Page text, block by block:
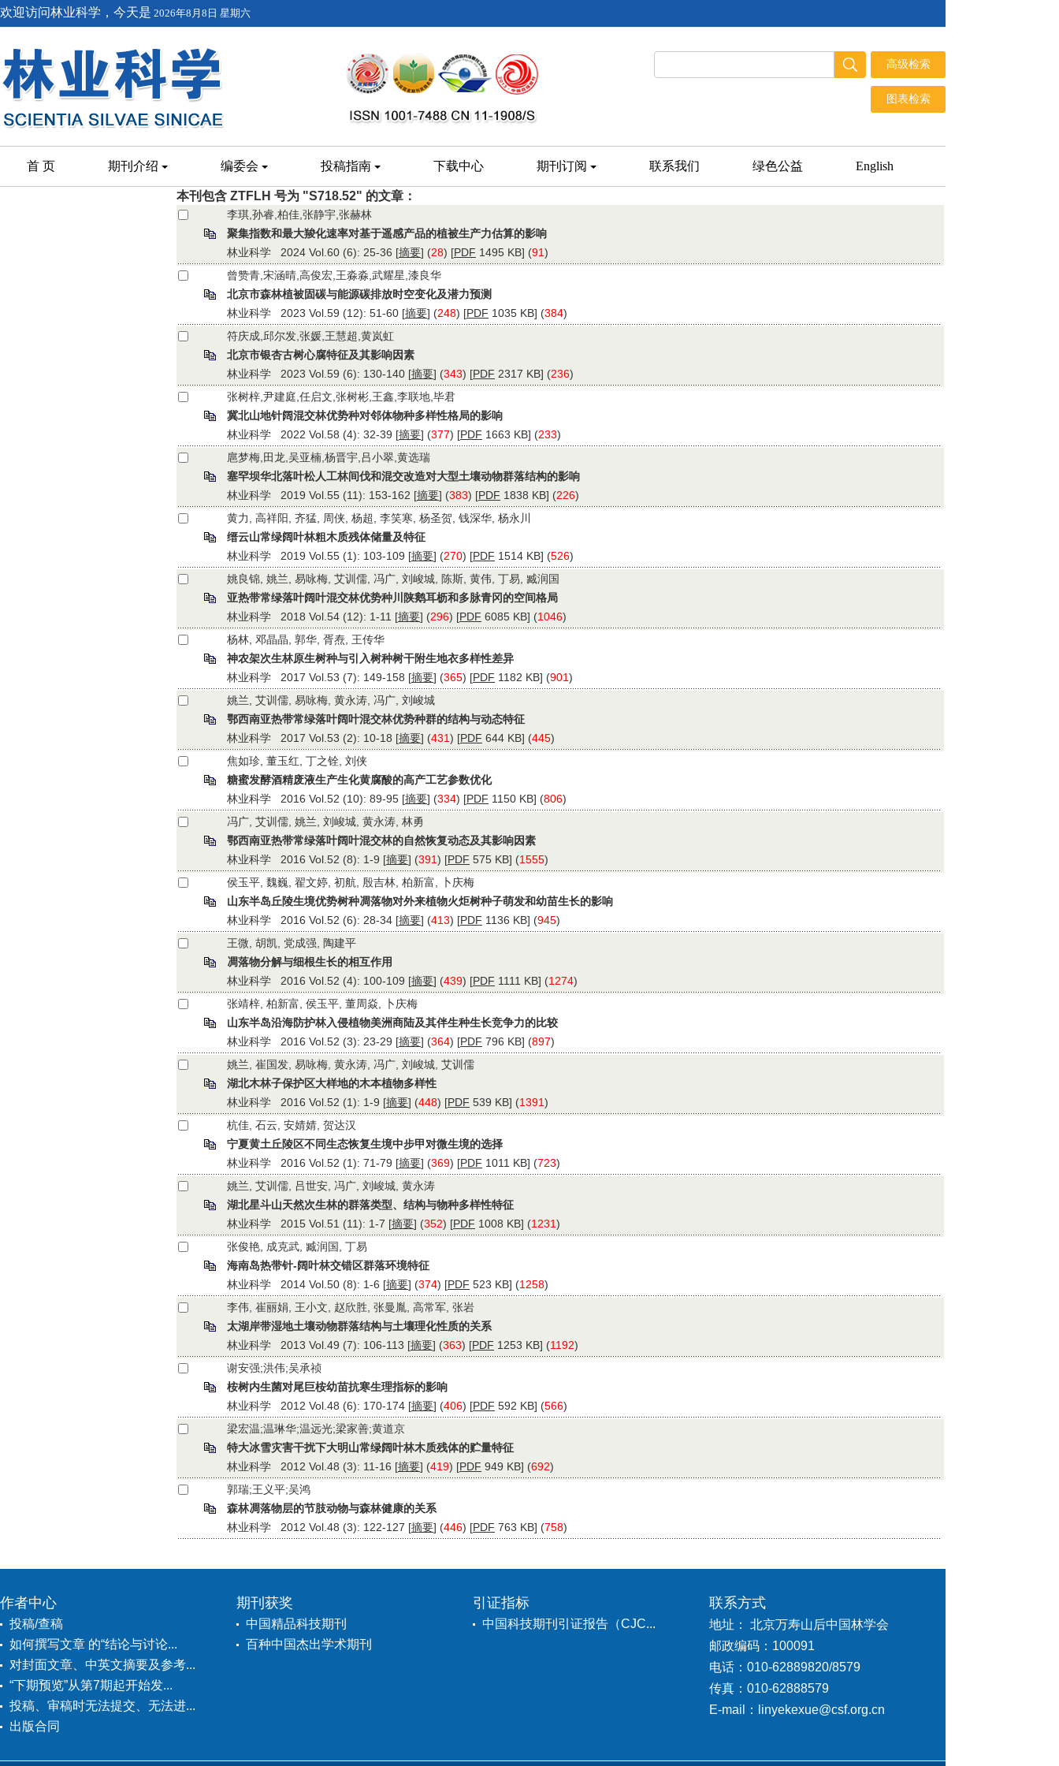
欢迎访问林业科学，今天是 2026年8月8日 星期六
首 页 期刊介绍 编委会 投稿指南 下载中心 期刊订阅 联系我们 绿色公益 English
本刊包含 ZTFLH 号为 "S718.52" 的文章：
李琪,孙睿,柏佳,张静宇,张赫林
聚集指数和最大羧化速率对基于遥感产品的植被生产力估算的影响
林业科学 2024 Vol.60 (6): 25-36 [摘要] (28) [PDF 1495 KB] (91)
曾赞青,宋涵晴,高俊宏,王淼淼,武耀星,漆良华
北京市森林植被固碳与能源碳排放时空变化及潜力预测
林业科学 2023 Vol.59 (12): 51-60 [摘要] (248) [PDF 1035 KB] (384)
符庆成,邱尔发,张媛,王慧超,黄岚虹
北京市银杏古树心腐特征及其影响因素
林业科学 2023 Vol.59 (6): 130-140 [摘要] (343) [PDF 2317 KB] (236)
张树梓,尹建庭,任启文,张树彬,王鑫,李联地,毕君
冀北山地针阔混交林优势种对邻体物种多样性格局的影响
林业科学 2022 Vol.58 (4): 32-39 [摘要] (377) [PDF 1663 KB] (233)
扈梦梅,田龙,吴亚楠,杨晋宇,吕小翠,黄选瑞
塞罕坝华北落叶松人工林间伐和混交改造对大型土壤动物群落结构的影响
林业科学 2019 Vol.55 (11): 153-162 [摘要] (383) [PDF 1838 KB] (226)
黄力, 高祥阳, 齐猛, 周侠, 杨超, 李笑寒, 杨圣贺, 钱深华, 杨永川
缙云山常绿阔叶林粗木质残体储量及特征
林业科学 2019 Vol.55 (1): 103-109 [摘要] (270) [PDF 1514 KB] (526)
姚良锦, 姚兰, 易咏梅, 艾训儒, 冯广, 刘峻城, 陈斯, 黄伟, 丁易, 臧润国
亚热带常绿落叶阔叶混交林优势种川陕鹅耳枥和多脉青冈的空间格局
林业科学 2018 Vol.54 (12): 1-11 [摘要] (296) [PDF 6085 KB] (1046)
杨林, 邓晶晶, 郭华, 胥焘, 王传华
神农架次生林原生树种与引入树种树干附生地衣多样性差异
林业科学 2017 Vol.53 (7): 149-158 [摘要] (365) [PDF 1182 KB] (901)
姚兰, 艾训儒, 易咏梅, 黄永涛, 冯广, 刘峻城
鄂西南亚热带常绿落叶阔叶混交林优势种群的结构与动态特征
林业科学 2017 Vol.53 (2): 10-18 [摘要] (431) [PDF 644 KB] (445)
焦如珍, 董玉红, 丁之铨, 刘侠
糖蜜发酵酒精废液生产生化黄腐酸的高产工艺参数优化
林业科学 2016 Vol.52 (10): 89-95 [摘要] (334) [PDF 1150 KB] (806)
冯广, 艾训儒, 姚兰, 刘峻城, 黄永涛, 林勇
鄂西南亚热带常绿落叶阔叶混交林的自然恢复动态及其影响因素
林业科学 2016 Vol.52 (8): 1-9 [摘要] (391) [PDF 575 KB] (1555)
侯玉平, 魏巍, 翟文婷, 初航, 殷吉林, 柏新富, 卜庆梅
山东半岛丘陵生境优势树种凋落物对外来植物火炬树种子萌发和幼苗生长的影响
林业科学 2016 Vol.52 (6): 28-34 [摘要] (413) [PDF 1136 KB] (945)
王微, 胡凯, 党成强, 陶建平
凋落物分解与细根生长的相互作用
林业科学 2016 Vol.52 (4): 100-109 [摘要] (439) [PDF 1111 KB] (1274)
张靖梓, 柏新富, 侯玉平, 董周焱, 卜庆梅
山东半岛沿海防护林入侵植物美洲商陆及其伴生种生长竞争力的比较
林业科学 2016 Vol.52 (3): 23-29 [摘要] (364) [PDF 796 KB] (897)
姚兰, 崔国发, 易咏梅, 黄永涛, 冯广, 刘峻城, 艾训儒
湖北木林子保护区大样地的木本植物多样性
林业科学 2016 Vol.52 (1): 1-9 [摘要] (448) [PDF 539 KB] (1391)
杭佳, 石云, 安婧婧, 贺达汉
宁夏黄土丘陵区不同生态恢复生境中步甲对微生境的选择
林业科学 2016 Vol.52 (1): 71-79 [摘要] (369) [PDF 1011 KB] (723)
姚兰, 艾训儒, 吕世安, 冯广, 刘峻城, 黄永涛
湖北星斗山天然次生林的群落类型、结构与物种多样性特征
林业科学 2015 Vol.51 (11): 1-7 [摘要] (352) [PDF 1008 KB] (1231)
张俊艳, 成克武, 臧润国, 丁易
海南岛热带针-阔叶林交错区群落环境特征
林业科学 2014 Vol.50 (8): 1-6 [摘要] (374) [PDF 523 KB] (1258)
李伟, 崔丽娟, 王小文, 赵欣胜, 张曼胤, 高常军, 张岩
太湖岸带湿地土壤动物群落结构与土壤理化性质的关系
林业科学 2013 Vol.49 (7): 106-113 [摘要] (363) [PDF 1253 KB] (1192)
谢安强;洪伟;吴承祯
桉树内生菌对尾巨桉幼苗抗寒生理指标的影响
林业科学 2012 Vol.48 (6): 170-174 [摘要] (406) [PDF 592 KB] (566)
梁宏温;温琳华;温远光;梁家善;黄道京
特大冰雪灾害干扰下大明山常绿阔叶林木质残体的贮量特征
林业科学 2012 Vol.48 (3): 11-16 [摘要] (419) [PDF 949 KB] (692)
郭瑞;王义平;吴鸿
森林凋落物层的节肢动物与森林健康的关系
林业科学 2012 Vol.48 (3): 122-127 [摘要] (446) [PDF 763 KB] (758)
作者中心
投稿/查稿
如何撰写文章 的“结论与讨论...
对封面文章、中英文摘要及参考...
“下期预览”从第7期起开始发...
投稿、审稿时无法提交、无法进...
出版合同
期刊获奖
中国精品科技期刊
百种中国杰出学术期刊
引证指标
中国科技期刊引证报告（CJC...
联系方式
地址： 北京万寿山后中国林学会
邮政编码：100091
电话：010-62889820/8579
传真：010-62888579
E-mail：linyekexue@csf.org.cn